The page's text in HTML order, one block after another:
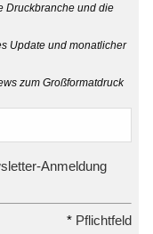
Druckbranche und die
Update und monatlicher
zum Großformatdruck
Anmeldung
* Pflichtfeld